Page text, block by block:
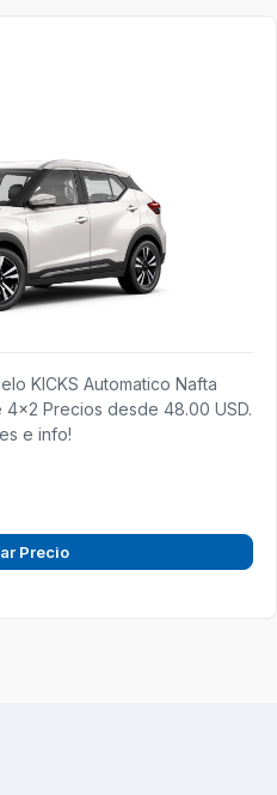
KICKS Automatico Nafta
Precios desde 48.00 USD.
e info!
Precio